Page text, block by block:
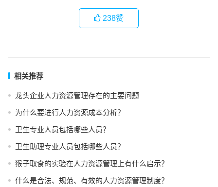
238赞
相关推荐
龙头企业人力资源管理存在的主要问题
为什么要进行人力资源成本分析？
卫生专业人员包括哪些人员？
卫生助理专业人员包括哪些人员？
猴子取食的实验在人力资源管理上有什么启示？
什么是合法、规范、有效的人力资源管理制度？